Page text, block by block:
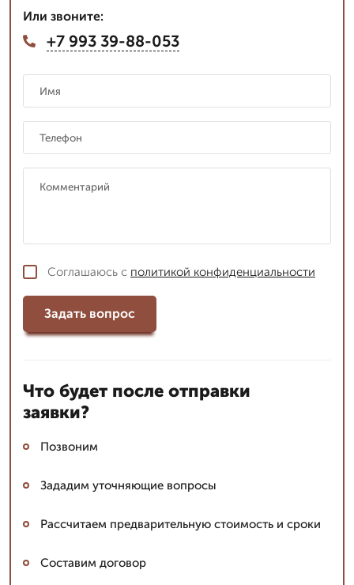
Или звоните:
+7 993 39-88-053
Соглашаюсь с политикой конфиденциальности
Задать вопрос
Что будет после отправки
заявки?
Позвоним
Зададим уточняющие вопросы
Рассчитаем предварительную стоимость и сроки
Составим договор